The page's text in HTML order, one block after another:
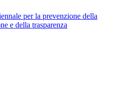
per la prevenzione della
e della trasparenza